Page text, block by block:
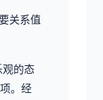
关系值
的态
。经